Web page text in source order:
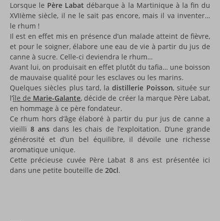
Lorsque le Père Labat débarque à la Martinique à la fin du
XVIIème siècle, il ne le sait pas encore, mais il va inventer…
le rhum !
Il est en effet mis en présence d’un malade atteint de fièvre,
et pour le soigner, élabore une eau de vie à partir du jus de
canne à sucre. Celle-ci deviendra le rhum…
Avant lui, on produisait en effet plutôt du tafia… une boisson
de mauvaise qualité pour les esclaves ou les marins.
Quelques siècles plus tard, ladistillerie Poisson, située sur
l’île de Marie-Galante, décide de créer la marque Père Labat,
en hommage à ce père fondateur.
Ce rhum hors d’âge élaboré à partir du pur jus de canne a
vieilli 8 ans dans les chais de l’exploitation. D’une grande
générosité et d’un bel équilibre, il dévoile une richesse
aromatique unique.
Cette précieuse cuvée Père Labat 8 ans est présentée ici
dans une petite bouteille de 20cl.